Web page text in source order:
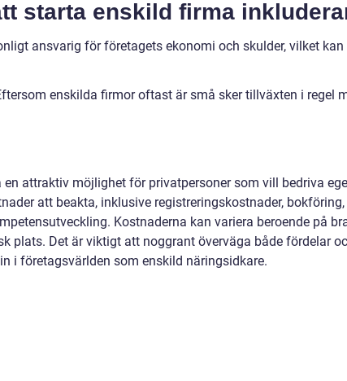
starta enskild firma
ansvarig för företagets ekonomi och skulder, vilket
enskilda firmor oftast är små sker tillväxten i regel
attraktiv möjlighet för privatpersoner som vill bedriva
att beakta, inklusive registreringskostnader, bokföring,
Kostnaderna kan variera beroende på
plats. Det är viktigt att noggrant överväga både fördelar
i företagsvärlden som enskild näringsidkare.